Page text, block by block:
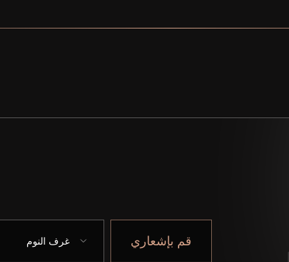
غرف النوم قم بإشعاري